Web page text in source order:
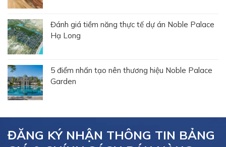
Đánh giá tiềm năng thực tế dự án Noble Palace
Hạ Long
5 điểm nhấn tạo nên thương hiệu Noble Palace
Garden
ĐĂNG KÝ NHẬN THÔNG TIN BẢNG